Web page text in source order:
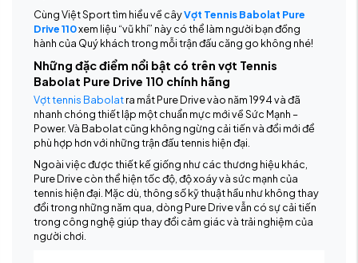
Cùng Việt Sport tìm hiểu về câyVợt Tennis Babolat Pure
Drive 110xem liệu “vũ khí” này có thể làm người bạn đồng
hành của Quý khách trong mỗi trận đấu căng go không nhé!
Những đặc điểm nổi bật có trên vợt Tennis
Babolat Pure Drive 110 chính hãng
Vợt tennis Babolatra mắt Pure Drive vào năm 1994 và đã
nhanh chóng thiết lập một chuẩn mực mới về Sức Mạnh –
Power. Và Babolat cũng không ngừng cải tiến và đổi mới để
phù hợp hơn với những trận đấu tennis hiện đại.
Ngoài việc được thiết kế giống như các thương hiệu khác,
Pure Drive còn thể hiện tốc độ, độ xoáy và sức mạnh của
tennis hiện đại. Mặc dù, thông số kỹ thuật hầu như không thay
đổi trong những năm qua, dòng Pure Drive vẫn có sự cải tiến
trong công nghệ giúp thay đổi cảm giác và trải nghiệm của
người chơi.